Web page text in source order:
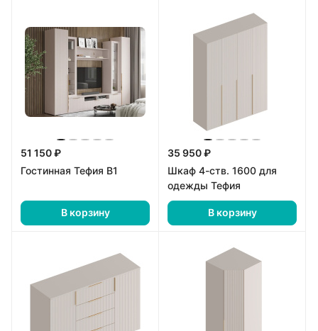
51 150 ₽
Гостинная Тефия В1
В корзину
35 950 ₽
Шкаф 4-ств. 1600 для
одежды Тефия
В корзину